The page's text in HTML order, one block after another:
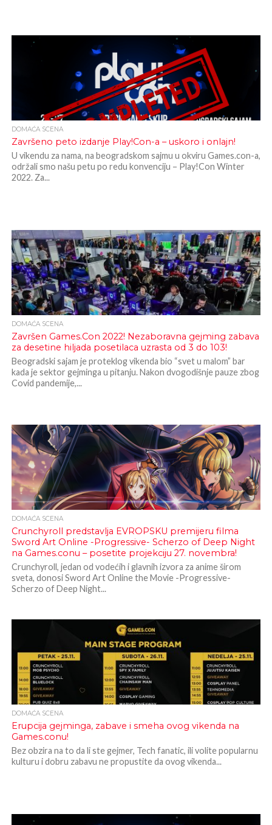
DOMAĆA SCENA
Završeno peto izdanje Play!Con-a – uskoro i onlajn!
U vikendu za nama, na beogradskom sajmu u okviru Games.con-a,
održali smo našu petu po redu konvenciju – Play!Con Winter
2022. Za...
DOMAĆA SCENA
Završen Games.Con 2022! Nezaboravna gejming zabava
za desetine hiljada posetilaca uzrasta od 3 do 103!
Beogradski sajam je proteklog vikenda bio “svet u malom” bar
kada je sektor gejminga u pitanju. Nakon dvogodišnje pauze zbog
Covid pandemije,...
DOMAĆA SCENA
Crunchyroll predstavlja EVROPSKU premijeru filma
Sword Art Online -Progressive- Scherzo of Deep Night
na Games.conu – posetite projekciju 27. novembra!
Crunchyroll, jedan od vodećih i glavnih izvora za anime širom
sveta, donosi Sword Art Online the Movie -Progressive-
Scherzo of Deep Night...
DOMAĆA SCENA
Erupcija gejminga, zabave i smeha ovog vikenda na
Games.conu!
Bez obzira na to da li ste gejmer, Tech fanatic, ili volite popularnu
kulturu i dobru zabavu ne propustite da ovog vikenda...